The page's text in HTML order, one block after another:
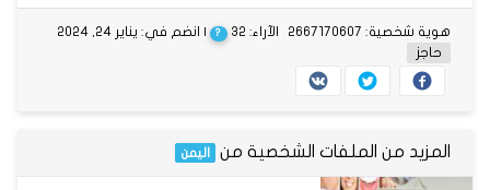
الآراء: 32 ? | انضم في: يناير 24, 2024
هوية شخصية: 2667170607
حاجز
المزيد من الملفات الشخصية من اليمن